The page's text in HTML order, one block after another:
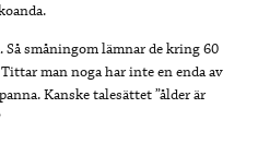
småningom lämnar de kring 60
man noga har inte en enda av
Kanske talesättet ”ålder är